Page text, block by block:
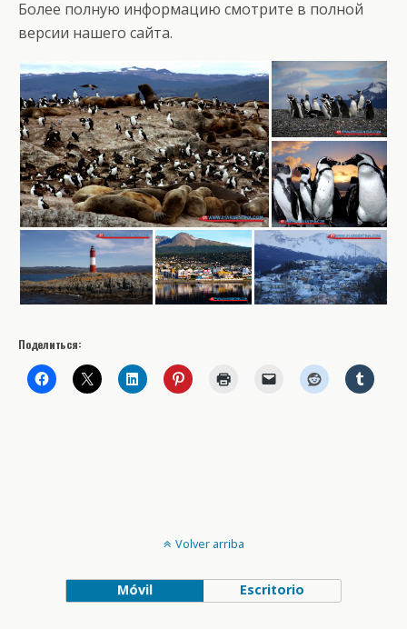
Более полную информацию смотрите в полной
версии нашего сайта.
Поделиться:
Volver arriba
Móvil Escritorio